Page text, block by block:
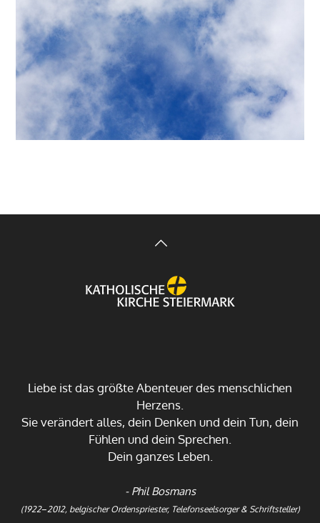
Liebe ist das größte Abenteuer des menschlichen
Herzens.
Sie verändert alles, dein Denken und dein Tun, dein
Fühlen und dein Sprechen.
Dein ganzes Leben.
- Phil Bosmans
(1922–2012, belgischer Ordenspriester, Telefonseelsorger & Schriftsteller)